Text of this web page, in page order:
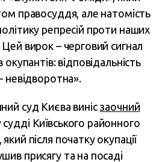
правосуддя, але натомість
репресій проти наших
вирок – черговий сигнал
окупантів: відповідальність
невідворотна».
суд Києва виніс заочний
Київського районного
після початку окупації
присягу та на посаді